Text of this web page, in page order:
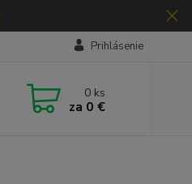
Prihlásenie
0 ks
za 0 €